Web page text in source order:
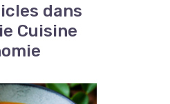
dans
Cuisine